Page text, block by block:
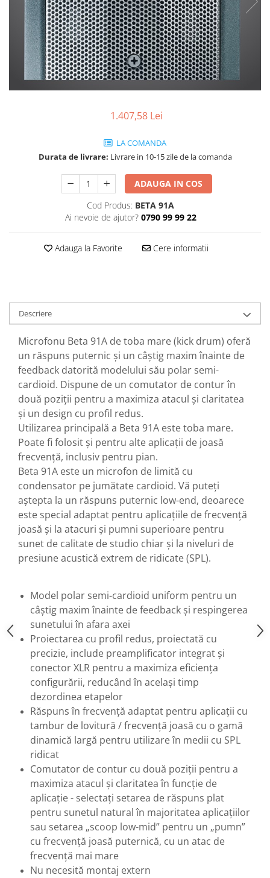
Accesorii Generale
Boxe
Accesorii pentru boxe
Boxe Active
Accesorii pt. Cabluri
Cabluri Audio cu Conectori
Cabluri la metru
Conectori Audio
Casti fara fir
DI Box
Interfete audio
Microfoane
Accesorii pentru Microfoane
Headset-uri si lavaliere
Microfoane cu fir pentru live
Microfoane de captura
Microfoane pentru instrumente
Microfoane USB - Podcast, Gaming
Seturi de microfoane
Sisteme wireless
Mixere
Accesorii mixere
Mixere analogice
Mixere digitale
Monitorizare In-Ear
Stative pentru Boxe
Stative pentru Microfoane
Moving head-uri – Spot
Proiectoare Lumini
Ventilatoare
1.407,58 Lei
LA COMANDA
Durata de livrare: Livrare in 10-15 zile de la comanda
ADAUGA IN COS
Cod Produs: BETA 91A
Ai nevoie de ajutor? 0790 99 99 22
Adauga la Favorite Cere informatii
Descriere
Microfonu Beta 91A de toba mare (kick drum) oferă
un răspuns puternic și un câștig maxim înainte de
feedback datorită modelului său polar semi-
cardioid. Dispune de un comutator de contur în
două poziții pentru a maximiza atacul și claritatea
și un design cu profil redus.
Utilizarea principală a Beta 91A este toba mare.
Poate fi folosit și pentru alte aplicații de joasă
frecvență, inclusiv pentru pian.
Beta 91A este un microfon de limită cu
condensator pe jumătate cardioid. Vă puteți
aștepta la un răspuns puternic low-end, deoarece
este special adaptat pentru aplicațiile de frecvență
joasă și la atacuri și pumni superioare pentru
sunet de calitate de studio chiar și la niveluri de
presiune acustică extrem de ridicate (SPL).
Model polar semi-cardioid uniform pentru un
câștig maxim înainte de feedback și respingerea
sunetului în afara axei
Proiectarea cu profil redus, proiectată cu
precizie, include preamplificator integrat și
conector XLR pentru a maximiza eficiența
configurării, reducând în același timp
dezordinea etapelor
Răspuns în frecvență adaptat pentru aplicații cu
tambur de lovitură / frecvență joasă cu o gamă
dinamică largă pentru utilizare în medii cu SPL
ridicat
Comutator de contur cu două poziții pentru a
maximiza atacul și claritatea în funcție de
aplicație - selectați setarea de răspuns plat
pentru sunetul natural în majoritatea aplicațiilor
sau setarea „scoop low-mid” pentru un „pumn”
cu frecvență joasă puternică, cu un atac de
frecvență mai mare
Nu necesită montaj extern